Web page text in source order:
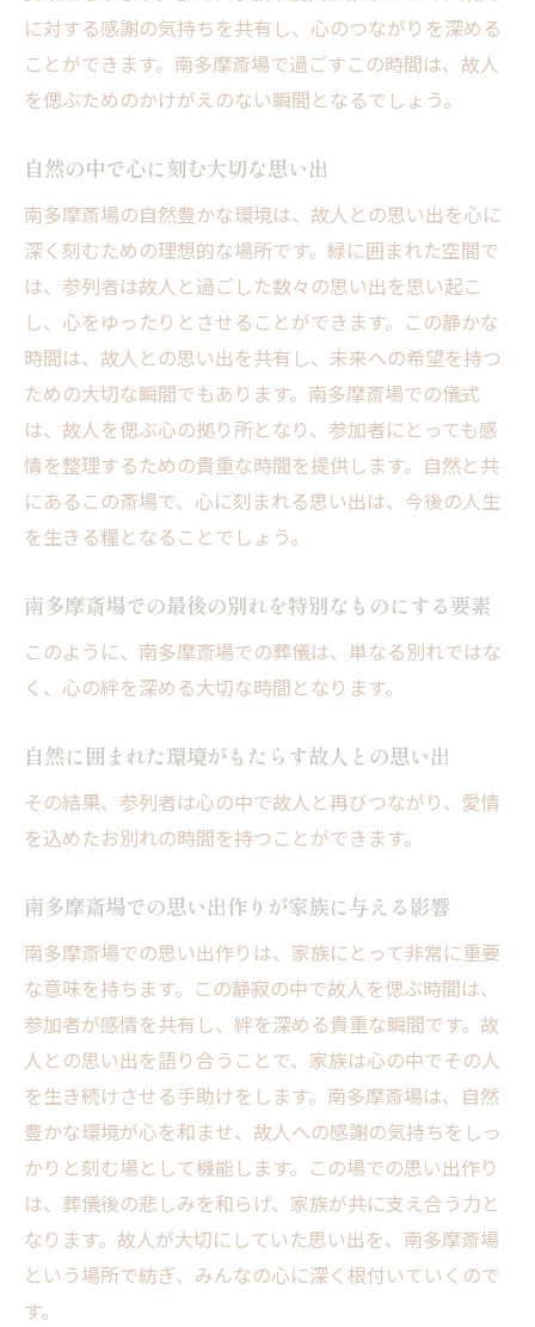
に対する感謝の気持ちを共有し、心のつながりを深める
ことができます。南多摩斎場で過ごすこの時間は、故人
を偲ぶためのかけがえのない瞬間となるでしょう。
自然の中で心に刻む大切な思い出
南多摩斎場の自然豊かな環境は、故人との思い出を心に
深く刻むための理想的な場所です。緑に囲まれた空間で
は、参列者は故人と過ごした数々の思い出を思い起こ
し、心をゆったりとさせることができます。この静かな
時間は、故人との思い出を共有し、未来への希望を持つ
ための大切な瞬間でもあります。南多摩斎場での儀式
は、故人を偲ぶ心の拠り所となり、参加者にとっても感
情を整理するための貴重な時間を提供します。自然と共
にあるこの斎場で、心に刻まれる思い出は、今後の人生
を生きる糧となることでしょう。
南多摩斎場での最後の別れを特別なものにする要素
このように、南多摩斎場での葬儀は、単なる別れではな
く、心の絆を深める大切な時間となります。
自然に囲まれた環境がもたらす故人との思い出
その結果、参列者は心の中で故人と再びつながり、愛情
を込めたお別れの時間を持つことができます。
南多摩斎場での思い出作りが家族に与える影響
南多摩斎場での思い出作りは、家族にとって非常に重要
な意味を持ちます。この静寂の中で故人を偲ぶ時間は、
参加者が感情を共有し、絆を深める貴重な瞬間です。故
人との思い出を語り合うことで、家族は心の中でその人
を生き続けさせる手助けをします。南多摩斎場は、自然
豊かな環境が心を和ませ、故人への感謝の気持ちをしっ
かりと刻む場として機能します。この場での思い出作り
は、葬儀後の悲しみを和らげ、家族が共に支え合う力と
なります。故人が大切にしていた思い出を、南多摩斎場
という場所で紡ぎ、みんなの心に深く根付いていくので
す。